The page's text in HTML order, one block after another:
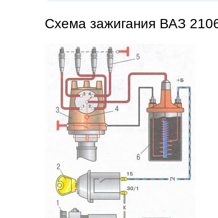
Схема зажигания ВАЗ